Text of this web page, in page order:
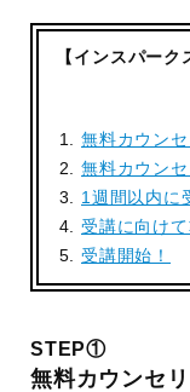
【インスパー
無料カウン
無料カウン
1週間以内に
受講に向け
受講開始！
STEP①
無料カウンセ